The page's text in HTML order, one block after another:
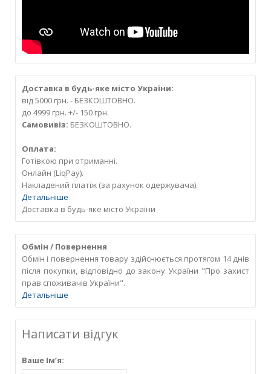
Доставка в будь-яке місто України:
від 5000 грн. - БЕЗКОШТОВНО.
до 4999 грн. +/- 150 грн.
Самовивіз: БЕЗКОШТОВНО.
Оплата:
Готівкою при отриманні.
Онлайн (LiqPay).
Накладений платіж (за рахунок одержувача).
Детальніше
Доставка в будь-яке місто України
Обмін / Повернення
Обмін і повернення товару здійснюється протягом 14 днів
після покупки, відповідно до закону України "Про захист
прав споживачів України".
Детальніше
Написати відгук
Ваше Ім’я: